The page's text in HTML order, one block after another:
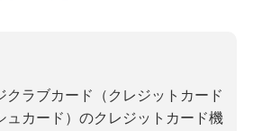
クラブカード（クレジットカード
ュカード）のクレジットカード機